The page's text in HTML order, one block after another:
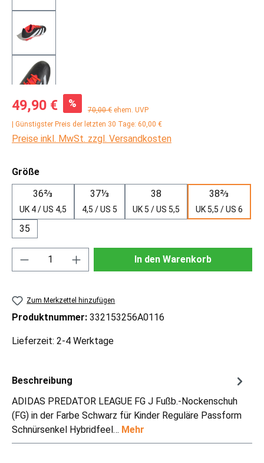
Verkaufspreis:
49,90 € % Regulärer Preis:
70,00 € ehem. UVP
| Günstigster Preis der letzten 30 Tage: 60,00 €
Preise inkl. MwSt. zzgl. Versandkosten
Größeauswählen
36⅔
UK 4 / US 4,5
37⅓
4,5 / US 5
38
UK 5 / US 5,5
38⅔
UK 5,5 / US 6
35
Produkt Anzahl: Gib den gewünschten
In den Warenkorb
Zum Merkzettel hinzufügen
Produktnummer: 332153256A0116
Lieferzeit: 2-4 Werktage
Beschreibung
ADIDAS PREDATOR LEAGUE FG J Fußb.-Nockenschuh
(FG) in der Farbe Schwarz für Kinder Reguläre Passform
Schnürsenkel Hybridfeel… Mehr